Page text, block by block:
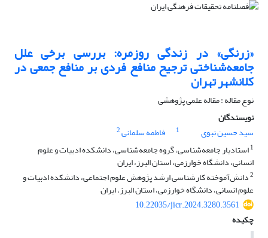
«زرنگی» در زندگی روزمره: بررسی برخی علل
جامعه‌شناختی ترجیح منافع فردی بر منافع جمعی در
کلانشهر تهران
نوع مقاله : مقاله علمی پژوهشی
نویسندگان
سید حسین نبوی
1 فاطمه سلمانی2
1استادیار جامعه‌شناسی، گروه جامعه‌شناسی، دانشکده ادبیات و علوم
انسانی، دانشگاه خوارزمی، استان البرز، ایران
2دانش‌آموخته کارشناسی ارشد پژوهش علوم اجتماعی، دانشکده ادبیات و
علوم انسانی، دانشگاه خوارزمی، استان البرز، ایران
10.22035/jicr.2024.3280.3561
چکیده